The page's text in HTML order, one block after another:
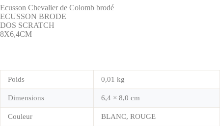
Ecusson Chevalier de Colomb brodé
ECUSSON BRODE
DOS SCRATCH
8X6,4CM
Poids 0,01 kg
Dimensions 6,4 × 8,0 cm
Couleur BLANC, ROUGE